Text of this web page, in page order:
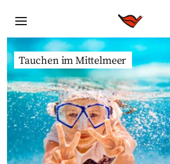
Tauchen im Mittelmeer